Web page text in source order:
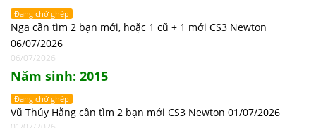
Đang chờ ghép
Nga cần tìm 2 bạn mới, hoặc 1 cũ + 1 mới CS3 Newton
06/07/2026
06/07/2026
Năm sinh: 2015
Đang chờ ghép
Vũ Thúy Hằng cần tìm 2 bạn mới CS3 Newton 01/07/2026